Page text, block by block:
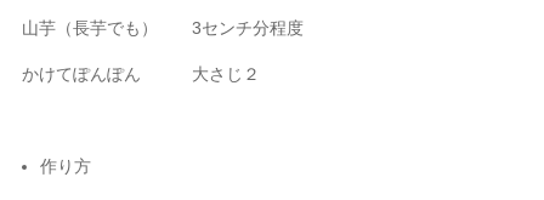
山芋（長芋でも） 3センチ分程度
かけてぽんぽん 大さじ２
作り方